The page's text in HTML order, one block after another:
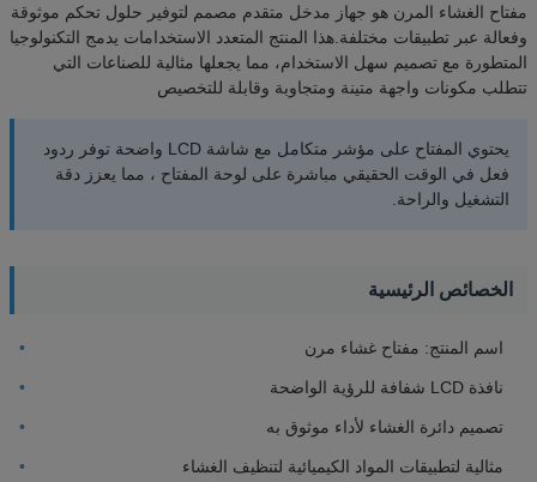
مفتاح الغشاء المرن هو جهاز مدخل متقدم مصمم لتوفير حلول تحكم موثوقة
وفعالة عبر تطبيقات مختلفة.هذا المنتج المتعدد الاستخدامات يدمج التكنولوجيا
المتطورة مع تصميم سهل الاستخدام، مما يجعلها مثالية للصناعات التي
تتطلب مكونات واجهة متينة ومتجاوبة وقابلة للتخصيص
يحتوي المفتاح على مؤشر متكامل مع شاشة LCD واضحة توفر ردود
فعل في الوقت الحقيقي مباشرة على لوحة المفتاح ، مما يعزز دقة
التشغيل والراحة.
الخصائص الرئيسية
اسم المنتج: مفتاح غشاء مرن
نافذة LCD شفافة للرؤية الواضحة
تصميم دائرة الغشاء لأداء موثوق به
مثالية لتطبيقات المواد الكيميائية لتنظيف الغشاء